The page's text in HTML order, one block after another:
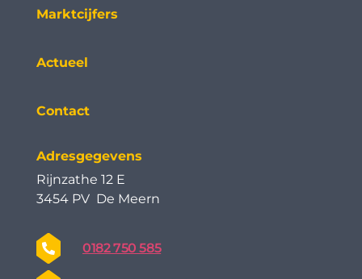
Marktcijfers
Actueel
Contact
Adresgegevens
Rijnzathe 12 E
3454 PV De Meern
0182 750 585